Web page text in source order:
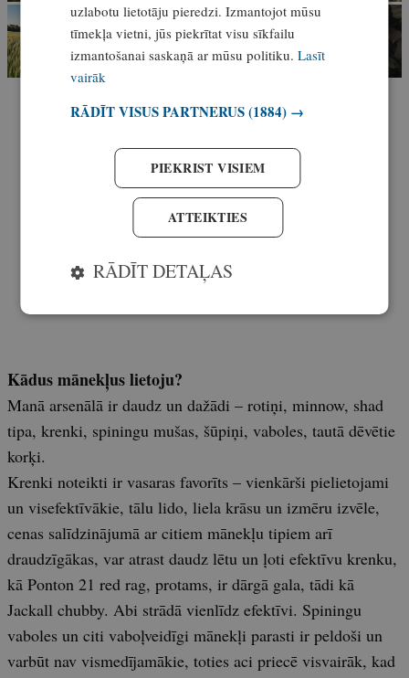
Kādus mānekļus lietoju?
Manā arsenālā ir daudz un dažādi – rotiņi, minnow, shad
tipa, krenki, spiningu mušas, šūpiņi, vaboles, tautā dēvētie
korķi.
Krenki noteikti ir vasaras favorīts – vienkārši pielietojami
un visefektīvākie, tālu lido, liela krāsu un izmēru izvēle,
cenas salīdzinājumā ar citiem mānekļu tipiem arī
draudzīgākas, var atrast daudz lētu un ļoti efektīvu krenku,
kā Ponton 21 red rag, protams, ir dārgā gala, tādi kā
Jackall chubby. Abi strādā vienlīdz efektīvi. Spiningu
vaboles un citi vaboļveidīgi mānekļi parasti ir peldoši un
varbūt nav vismedījamākie, toties aci priecē visvairāk, kad
uzlabotu lietotāju pieredzi. Izmantojot mūsu
tīmekļa vietni, jūs piekrītat visu sīkfailu
izmantošanai saskaņā ar mūsu politiku.Lasīt
vairāk
RĀDĪT VISUS PARTNERUS(1884) →
PIEKRIST VISIEM
ATTEIKTIES
RĀDĪT DETAĻAS